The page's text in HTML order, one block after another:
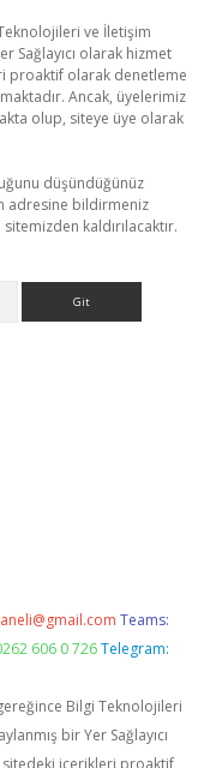
ve İletişim
Sağlayıcı olarak hizmet
proaktif olarak denetleme
Ancak, üyelerimiz
olup, siteye üye olarak
düşündüğünüz
adresine bildirmeniz
kaldırılacaktır.
Teams:
606 0 726 Telegram:
Bilgi Teknolojileri
bir Yer Sağlayıcı
içerikleri proaktif